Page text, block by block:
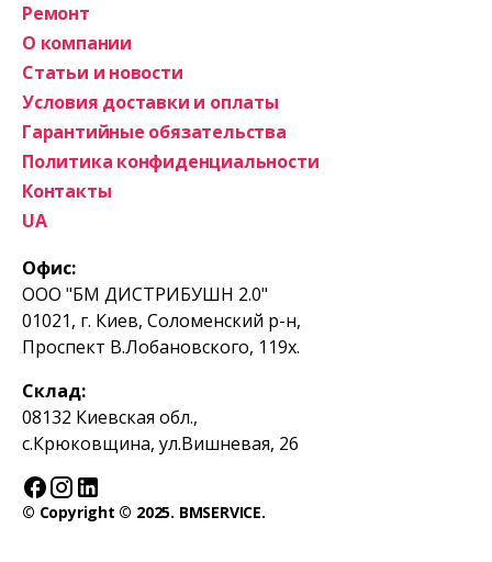
Офис:
ООО "БМ ДИСТРИБУШН 2.0"
01021, г. Киев, Соломенский р-н,
Проспект В.Лобановского, 119х.
Склад:
08132 Киевская обл.,
с.Крюковщина, ул.Вишневая, 26
Ремонт
О компании
Статьи и новости
Условия доставки и оплаты
Гарантийные обязательства
Политика конфиденциальности
Контакты
UA
© Copyright © 2025. BMSERVICE.